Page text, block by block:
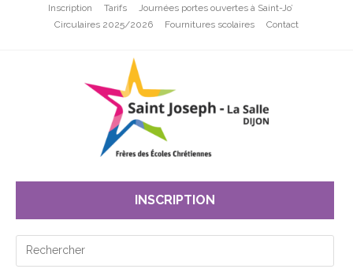
Inscription Tarifs
Journées portes ouvertes à Saint-Jo’
Circulaires 2025/2026
Fournitures scolaires Contact
INSCRIPTION